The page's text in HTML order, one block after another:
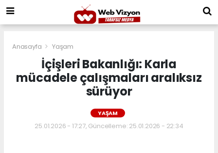
Anasayfa Yaşam
İçişleri Bakanlığı: Karla
mücadele çalışmaları aralıksız
sürüyor
YAŞAM
25.01.2026 - 17:27, Güncelleme: 25.01.2026 - 22:34